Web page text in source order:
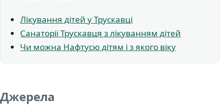
Лікування дітей у Трускавці
Санаторії Трускавця з лікуванням дітей
Чи можна Нафтусю дітям і з якого віку
Джерела